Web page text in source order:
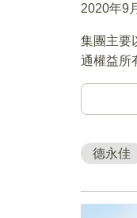
2020年9
集團主要
通權益所
德永佳